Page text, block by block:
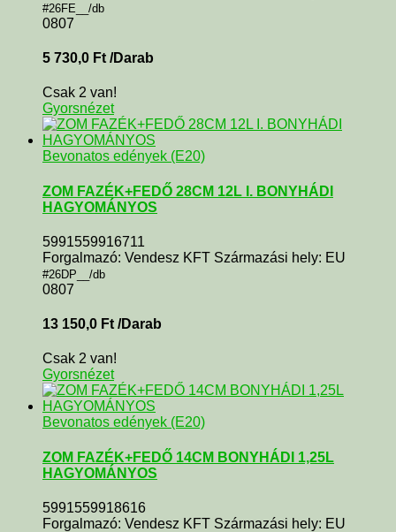
#26FE__/db
0807
5 730,0 Ft /Darab
Csak 2 van!
Gyorsnézet
Bevonatos edények (E20)
ZOM FAZÉK+FEDŐ 28CM 12L I. BONYHÁDI
HAGYOMÁNYOS
5991559916711
Forgalmazó: Vendesz KFT Származási hely: EU
#26DP__/db
0807
13 150,0 Ft /Darab
Csak 2 van!
Gyorsnézet
Bevonatos edények (E20)
ZOM FAZÉK+FEDŐ 14CM BONYHÁDI 1,25L
HAGYOMÁNYOS
5991559918616
Forgalmazó: Vendesz KFT Származási hely: EU